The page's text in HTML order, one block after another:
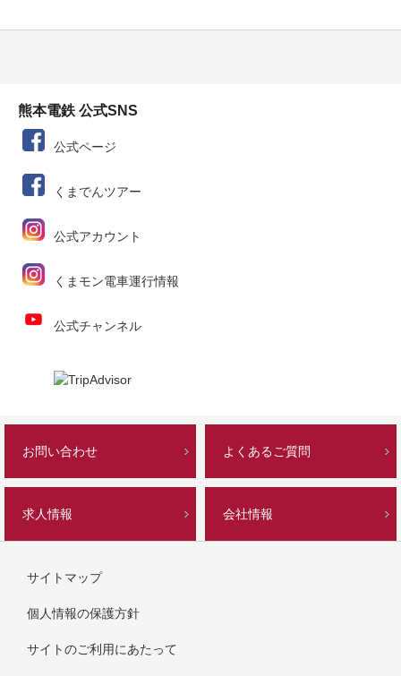
熊本電鉄 公式SNS
公式ページ
くまでんツアー
公式アカウント
くまモン電車運行情報
公式チャンネル
お問い合わせ よくあるご質問
求人情報 会社情報
サイトマップ
個人情報の保護方針
サイトのご利用にあたって